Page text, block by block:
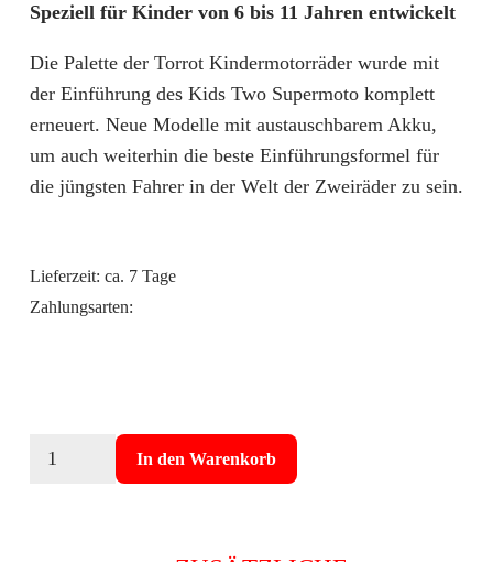
Speziell für Kinder von 6 bis 11 Jahren entwickelt
Die Palette der Torrot Kindermotorräder wurde mit
der Einführung des Kids Two Supermoto komplett
erneuert. Neue Modelle mit austauschbarem Akku,
um auch weiterhin die beste Einführungsformel für
die jüngsten Fahrer in der Welt der Zweiräder zu sein.
Lieferzeit: ca. 7 Tage
Torrot
In den Warenkorb